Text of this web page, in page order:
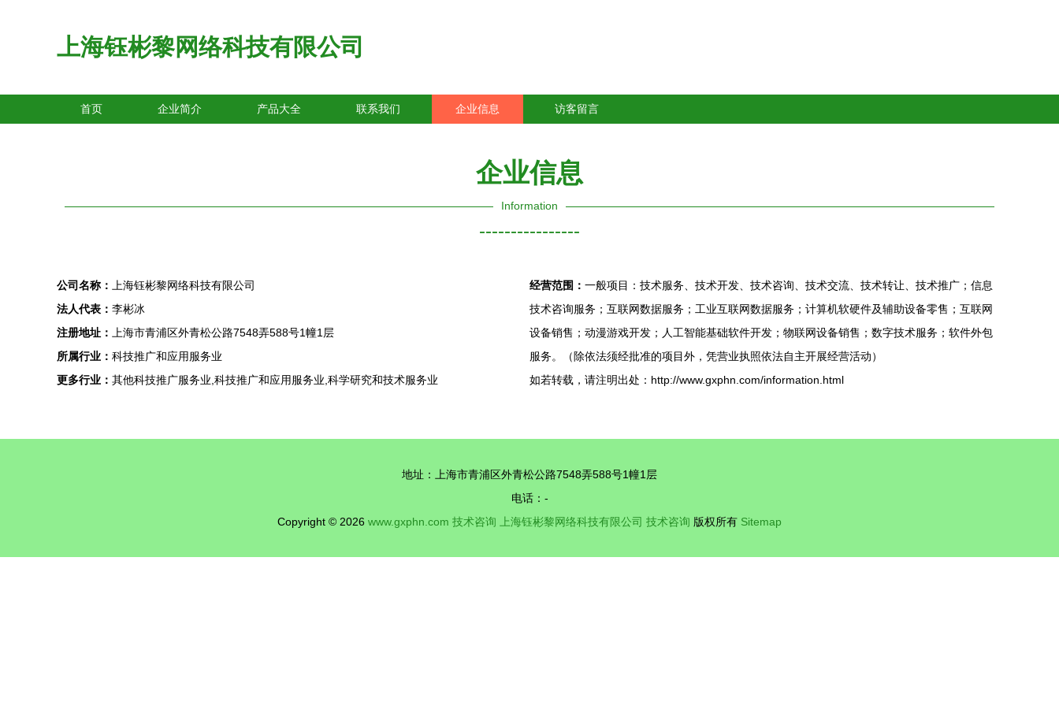
上海钰彬黎网络科技有限公司
首页 企业简介 产品大全 联系我们 企业信息 访客留言
企业信息
Information
----------------
公司名称：
上海钰彬黎网络科技有限公司
法人代表： 李彬冰
注册地址：
上海市青浦区外青松公路7548弄588号1幢1层
所属行业： 科技推广和应用服务业
更多行业： 其他科技推广服务业,科技推广和应用服务业,科学研究和技术服务业
经营范围： 一般项目：技术服务、技术开发、技术咨询、技术交流、技术转让、技术推广；信息
技术咨询服务；互联网数据服务；工业互联网数据服务；计算机软硬件及辅助设备零售；互联网
设备销售；动漫游戏开发；人工智能基础软件开发；物联网设备销售；数字技术服务；软件外包
服务。（除依法须经批准的项目外，凭营业执照依法自主开展经营活动）
如若转载，请注明出处：http://www.gxphn.com/information.html
地址：上海市青浦区外青松公路7548弄588号1幢1层
电话：-
Copyright © 2026 www.gxphn.com 技术咨询 上海钰彬黎网络科技有限公司 技术咨询 版权所有 Sitemap